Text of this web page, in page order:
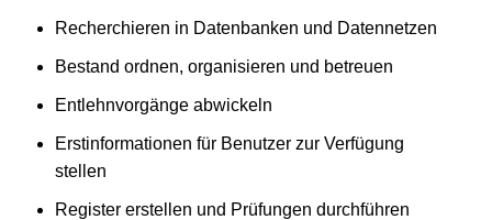
Recherchieren in Datenbanken und Datennetzen
Bestand ordnen, organisieren und betreuen
Entlehnvorgänge abwickeln
Erstinformationen für Benutzer zur Verfügung
stellen
Register erstellen und Prüfungen durchführen